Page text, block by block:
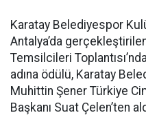
Karatay Belediyespor
Antalya’da
Temsilcileri
adına ödülü, Karatay
Muhittin Şener Türkiye
Başkanı Suat Çelen’ten